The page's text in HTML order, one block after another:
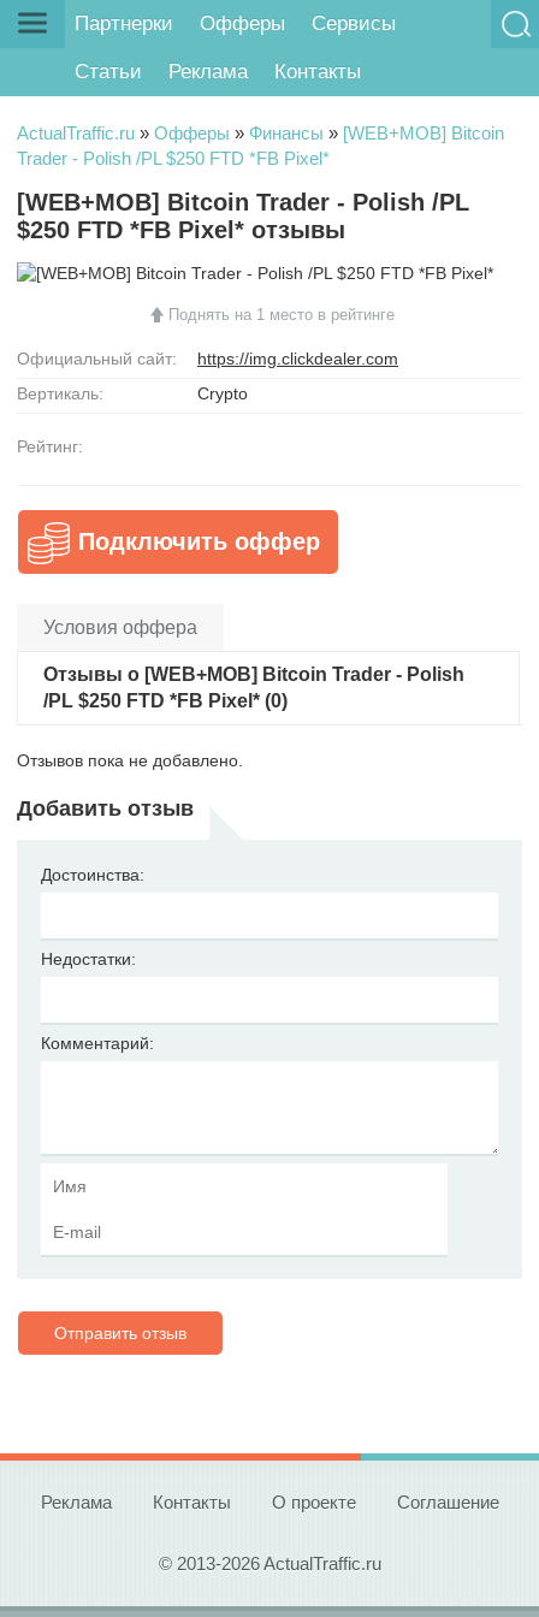
Партнерки Офферы Сервисы
Статьи Реклама Контакты
ActualTraffic.ru » Офферы » Финансы » [WEB+MOB] Bitcoin
Trader - Polish /PL $250 FTD *FB Pixel*
[WEB+MOB] Bitcoin Trader - Polish /PL
$250 FTD *FB Pixel* отзывы
Поднять на 1 место в рейтинге
Официальный сайт:
https://img.clickdealer.com
Вертикаль:
Crypto
Рейтинг:
Подключить оффер
Условия оффера
Отзывы о [WEB+MOB] Bitcoin Trader - Polish
/PL $250 FTD *FB Pixel* (0)
Отзывов пока не добавлено.
Добавить отзыв
Достоинства:
Недостатки:
Комментарий:
Отправить отзыв
Реклама Контакты О проекте Соглашение
© 2013-2026 ActualTraffic.ru